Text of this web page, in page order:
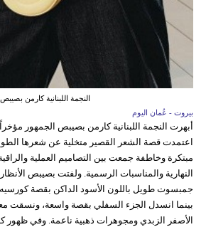
النجمة اللبنانية كارمن بصيبص
بيروت - عُمان اليوم
أبهرت النجمة اللبنانية كارمن بصيبص الجمهور
اعتمدت قصة الشعر القصير متخلية عن شعرها الطويل
مبتكرة وخاطفة جمعت بين التصاميم العملية
النهارية والمناسبات الرسمية. ولفتت بصيبص
جمبسوت طويل باللون الأسود الداكن بقصة
بينما انسدل الجزء السفلي بقصة واسعة، ونسقت
الأصفر الزبدي ومجوهرات ذهبية ناعمة. وفي ظهور